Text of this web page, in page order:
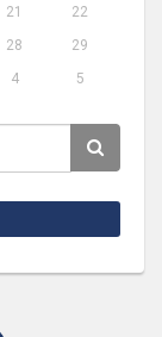
21
22
28
29
4 5